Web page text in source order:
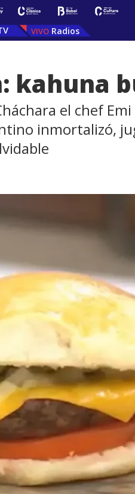
Radios
kahuna
el chef
inmortalizó,